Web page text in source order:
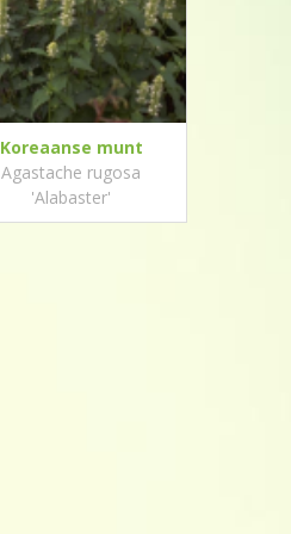
Koreaanse munt
Agastache rugosa
'Alabaster'